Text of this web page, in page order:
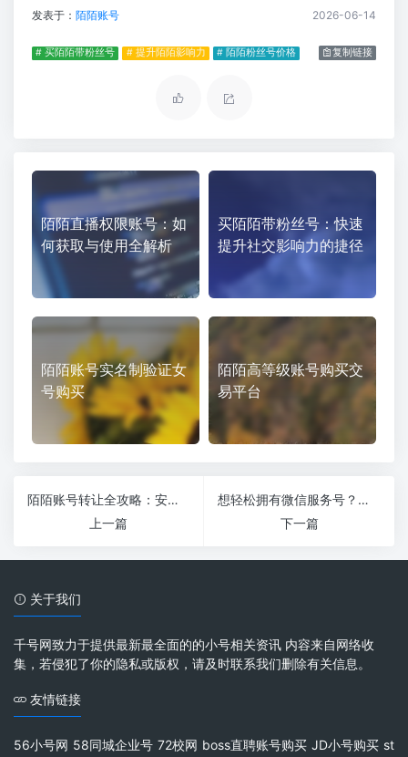
发表于： 陌陌账号 2026-06-14
# 买陌陌带粉丝号 # 提升陌陌影响力 # 陌陌粉丝号价格 复制链接
陌陌直播权限账号：如
何获取与使用全解析
买陌陌带粉丝号：快速
提升社交影响力的捷径
陌陌账号实名制验证女
号购买
陌陌高等级账号购买交
易平台
陌陌账号转让全攻略：安全快速交易指南
上一篇
想轻松拥有微信服务号？揭秘申请条件，错过就亏大了！
下一篇
关于我们
千号网致力于提供最新最全面的的小号相关资讯 内容来自网络收
集，若侵犯了你的隐私或版权，请及时联系我们删除有关信息。
友情链接
56小号网 58同城企业号 72校网 boss直聘账号购买 JD小号购买 st